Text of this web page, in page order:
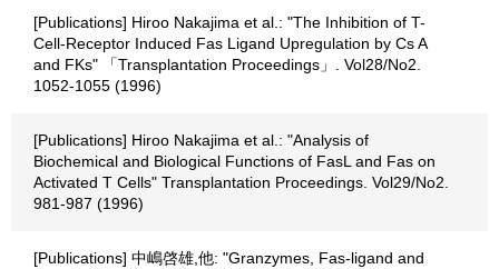
[Publications] Hiroo Nakajima et al.: "The Inhibition of T-
Cell-Receptor Induced Fas Ligand Upregulation by Cs A
and FKs" 「Transplantation Proceedings」. Vol28/No2.
1052-1055 (1996)
[Publications] Hiroo Nakajima et al.: "Analysis of
Biochemical and Biological Functions of FasL and Fas on
Activated T Cells" Transplantation Proceedings. Vol29/No2.
981-987 (1996)
[Publications] 中嶋啓雄,他: "Granzymes, Fas-ligand and